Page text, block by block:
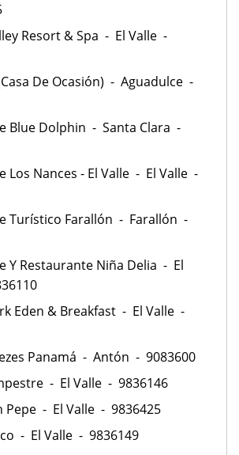
Resort & Spa - El Valle -
De Ocasión) - Aguadulce -
Blue Dolphin - Santa Clara -
Los Nances - El Valle - El Valle -
Turístico Farallón - Farallón -
Y Restaurante Niña Delia - El
Eden & Breakfast - El Valle -
Panamá - Antón - 9083600
- El Valle - 9836146
Pepe - El Valle - 9836425
- El Valle - 9836149